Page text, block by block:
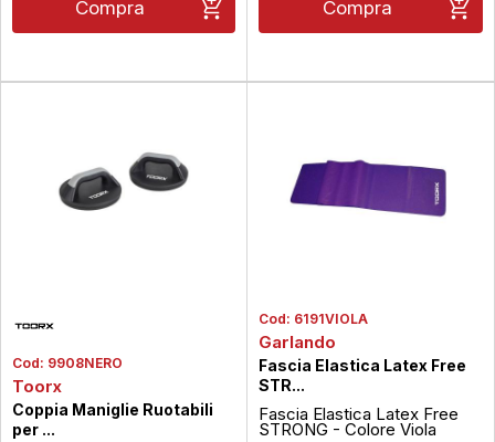
Compra Compra
Cod: 9908NERO
Toorx
Coppia Maniglie Ruotabili
per ...
Cod: 6191VIOLA
Garlando
Fascia Elastica Latex Free
STR...
Fascia Elastica Latex Free
STRONG - Colore Viola